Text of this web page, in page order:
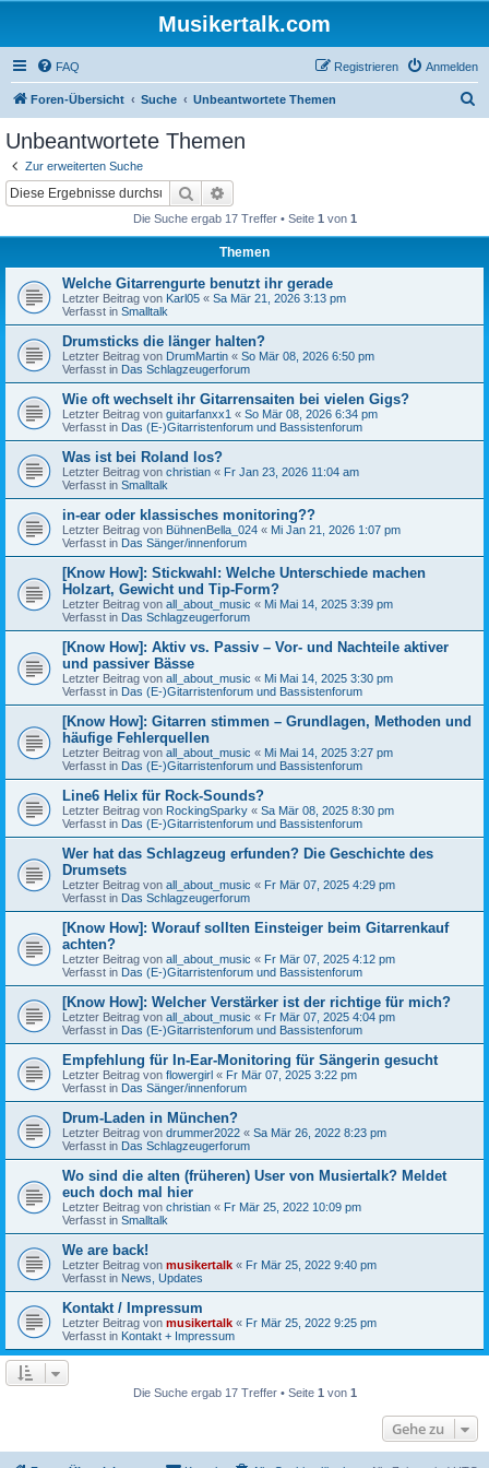
Musikertalk.com
FAQ Anmelden
Registrieren
Foren-Übersicht Suche Unbeantwortete Themen
Unbeantwortete Themen
Zur erweiterten Suche
Suche
Die Suche ergab 17 Treffer • Seite 1 von 1
Themen
Welche Gitarrengurte benutzt ihr gerade
Letzter Beitrag von Karl05 « Sa Mär 21, 2026 3:13 pm
Verfasst in Smalltalk
Drumsticks die länger halten?
Letzter Beitrag von DrumMartin « So Mär 08, 2026 6:50 pm
Verfasst in Das Schlagzeugerforum
Wie oft wechselt ihr Gitarrensaiten bei vielen Gigs?
Letzter Beitrag von guitarfanxx1 « So Mär 08, 2026 6:34 pm
Verfasst in Das (E-)Gitarristenforum und Bassistenforum
Was ist bei Roland los?
Letzter Beitrag von christian « Fr Jan 23, 2026 11:04 am
Verfasst in Smalltalk
in-ear oder klassisches monitoring??
Letzter Beitrag von BühnenBella_024 « Mi Jan 21, 2026 1:07 pm
Verfasst in Das Sänger/innenforum
[Know How]: Stickwahl: Welche Unterschiede machen
Holzart, Gewicht und Tip-Form?
Letzter Beitrag von all_about_music « Mi Mai 14, 2025 3:39 pm
Verfasst in Das Schlagzeugerforum
[Know How]: Aktiv vs. Passiv – Vor- und Nachteile aktiver
und passiver Bässe
Letzter Beitrag von all_about_music « Mi Mai 14, 2025 3:30 pm
Verfasst in Das (E-)Gitarristenforum und Bassistenforum
[Know How]: Gitarren stimmen – Grundlagen, Methoden und
häufige Fehlerquellen
Letzter Beitrag von all_about_music « Mi Mai 14, 2025 3:27 pm
Verfasst in Das (E-)Gitarristenforum und Bassistenforum
Line6 Helix für Rock-Sounds?
Letzter Beitrag von RockingSparky « Sa Mär 08, 2025 8:30 pm
Verfasst in Das (E-)Gitarristenforum und Bassistenforum
Wer hat das Schlagzeug erfunden? Die Geschichte des
Drumsets
Letzter Beitrag von all_about_music « Fr Mär 07, 2025 4:29 pm
Verfasst in Das Schlagzeugerforum
[Know How]: Worauf sollten Einsteiger beim Gitarrenkauf
achten?
Letzter Beitrag von all_about_music « Fr Mär 07, 2025 4:12 pm
Verfasst in Das (E-)Gitarristenforum und Bassistenforum
[Know How]: Welcher Verstärker ist der richtige für mich?
Letzter Beitrag von all_about_music « Fr Mär 07, 2025 4:04 pm
Verfasst in Das (E-)Gitarristenforum und Bassistenforum
Empfehlung für In-Ear-Monitoring für Sängerin gesucht
Letzter Beitrag von flowergirl « Fr Mär 07, 2025 3:22 pm
Verfasst in Das Sänger/innenforum
Drum-Laden in München?
Letzter Beitrag von drummer2022 « Sa Mär 26, 2022 8:23 pm
Verfasst in Das Schlagzeugerforum
Wo sind die alten (früheren) User von Musiertalk? Meldet
euch doch mal hier
Letzter Beitrag von christian « Fr Mär 25, 2022 10:09 pm
Verfasst in Smalltalk
We are back!
Letzter Beitrag von musikertalk « Fr Mär 25, 2022 9:40 pm
Verfasst in News, Updates
Kontakt / Impressum
Letzter Beitrag von musikertalk « Fr Mär 25, 2022 9:25 pm
Verfasst in Kontakt + Impressum
Die Suche ergab 17 Treffer • Seite 1 von 1
Gehe zu